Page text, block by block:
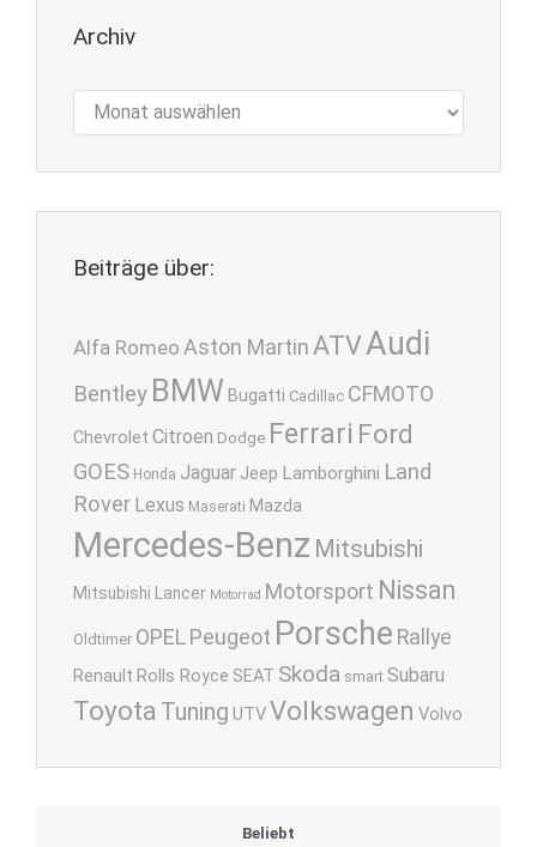
Archiv
Beiträge über:
Alfa Romeo Aston MartinATVAudi
Bentley BMW Bugatti Cadillac CFMOTO
Chevrolet Citroen Dodge Ferrari Ford
GOES Honda Jaguar Jeep Lamborghini Land
Rover Lexus Maserati Mazda
Mercedes-Benz Mitsubishi
Mitsubishi Lancer Motorrad Motorsport Nissan
Oldtimer OPELPeugeot Porsche Rallye
Renault Rolls Royce SEAT Skoda smart Subaru
Toyota Tuning UTVVolkswagen Volvo
Beliebt